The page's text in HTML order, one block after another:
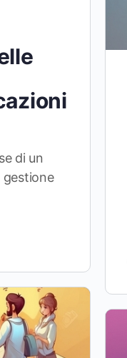
di un
gestione